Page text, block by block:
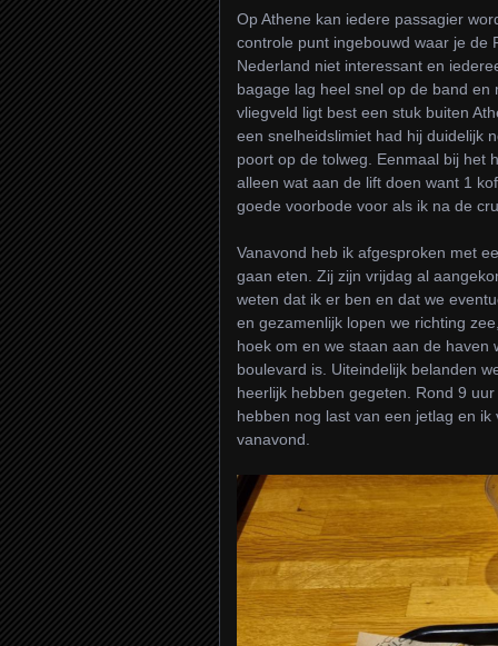
Op Athene kan iedere passagier
controle punt ingebouwd waar je de
Nederland niet interessant en
bagage lag heel snel op de band en
vliegveld ligt best een stuk buiten
een snelheidslimiet had hij duidelijk
poort op de tolweg. Eenmaal bij het
alleen wat aan de lift doen want 1
goede voorbode voor als ik na de
Vanavond heb ik afgesproken met
gaan eten. Zij zijn vrijdag al
weten dat ik er ben en dat we
en gezamenlijk lopen we richting
hoek om en we staan aan de
boulevard is. Uiteindelijk belanden
heerlijk hebben gegeten. Rond 9
hebben nog last van een jetlag en
vanavond.